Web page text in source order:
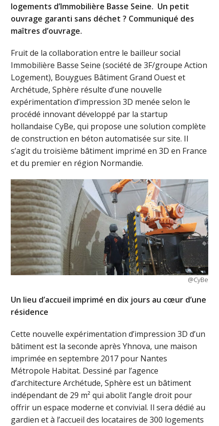
logements d’Immobilière Basse Seine. Un petit
ouvrage garanti sans déchet ? Communiqué des
maîtres d’ouvrage.
Fruit de la collaboration entre le bailleur social
Immobilière Basse Seine (société de 3F/groupe Action
Logement), Bouygues Bâtiment Grand Ouest et
Archétude, Sphère résulte d’une nouvelle
expérimentation d’impression 3D menée selon le
procédé innovant développé par la startup
hollandaise CyBe, qui propose une solution complète
de construction en béton automatisée sur site. Il
s’agit du troisième bâtiment imprimé en 3D en France
et du premier en région Normandie.
@CyBe
Un lieu d’accueil imprimé en dix jours au cœur d’une
résidence
Cette nouvelle expérimentation d’impression 3D d’un
bâtiment est la seconde après Yhnova, une maison
imprimée en septembre 2017 pour Nantes
Métropole Habitat. Dessiné par l’agence
d’architecture Archétude, Sphère est un bâtiment
indépendant de 29 m² qui abolit l’angle droit pour
offrir un espace moderne et convivial. Il sera dédié au
gardien et à l’accueil des locataires de 300 logements